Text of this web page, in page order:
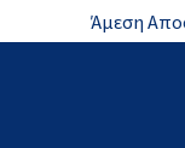
Άμεση